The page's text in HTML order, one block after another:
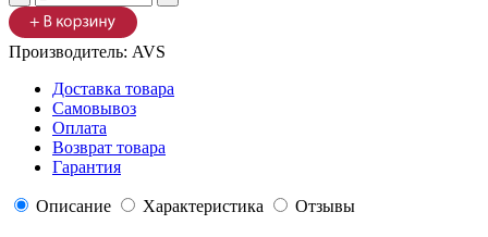
Производитель: AVS
Доставка товара
Самовывоз
Оплата
Возврат товара
Гарантия
Описание Характеристика Отзывы